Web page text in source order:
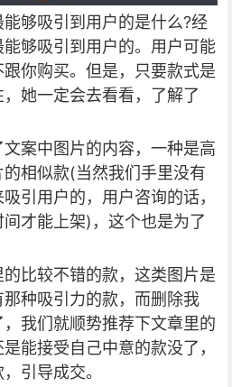
够吸引到用户的是什么?经
够吸引到用户的。用户可能
你购买。但是，只要款式是
她一定会去看看，了解了
案中图片的内容，一种是高
相似款(当然我们手里没有
引用户的，用户咨询的话，
才能上架)，这个也是为了
比较不错的款，这类图片是
种吸引力的款，而删除我
我们就顺势推荐下文章里的
能接受自己中意的款没了，
引导成交。